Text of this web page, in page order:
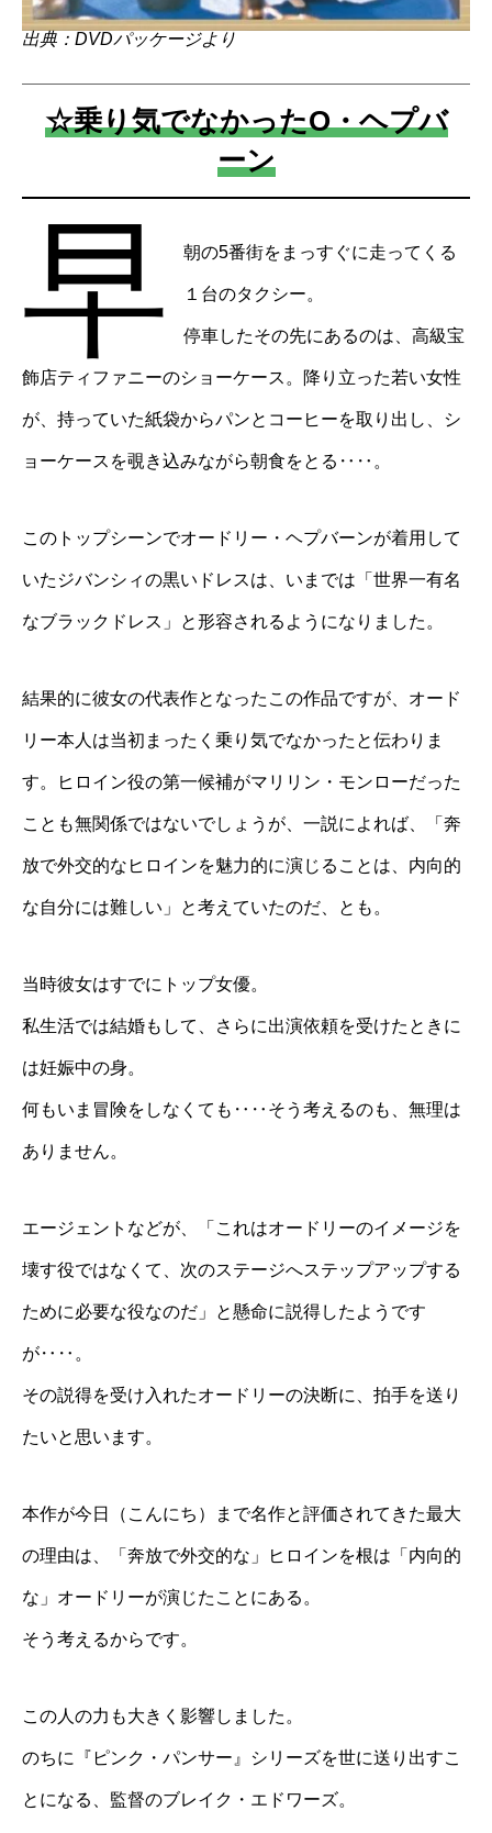
出典：DVDパッケージより
☆乗り気でなかったO・ヘプバ
ーン
早 朝の5番街をまっすぐに走ってくる
１台のタクシー。
停車したその先にあるのは、高級宝
飾店ティファニーのショーケース。降り立った若い女性
が、持っていた紙袋からパンとコーヒーを取り出し、シ
ョーケースを覗き込みながら朝食をとる‥‥。
このトップシーンでオードリー・ヘプバーンが着用して
いたジバンシィの黒いドレスは、いまでは「世界一有名
なブラックドレス」と形容されるようになりました。
結果的に彼女の代表作となったこの作品ですが、オード
リー本人は当初まったく乗り気でなかったと伝わりま
す。ヒロイン役の第一候補がマリリン・モンローだった
ことも無関係ではないでしょうが、一説によれば、「奔
放で外交的なヒロインを魅力的に演じることは、内向的
な自分には難しい」と考えていたのだ、とも。
当時彼女はすでにトップ女優。
私生活では結婚もして、さらに出演依頼を受けたときに
は妊娠中の身。
何もいま冒険をしなくても‥‥そう考えるのも、無理は
ありません。
エージェントなどが、「これはオードリーのイメージを
壊す役ではなくて、次のステージへステップアップする
ために必要な役なのだ」と懸命に説得したようです
が‥‥。
その説得を受け入れたオードリーの決断に、拍手を送り
たいと思います。
本作が今日（こんにち）まで名作と評価されてきた最大
の理由は、「奔放で外交的な」ヒロインを根は「内向的
な」オードリーが演じたことにある。
そう考えるからです。
この人の力も大きく影響しました。
のちに『ピンク・パンサー』シリーズを世に送り出すこ
とになる、監督のブレイク・エドワーズ。